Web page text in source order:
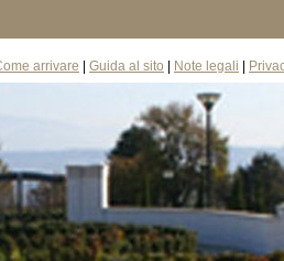
arrivare Guida al sito Note legali